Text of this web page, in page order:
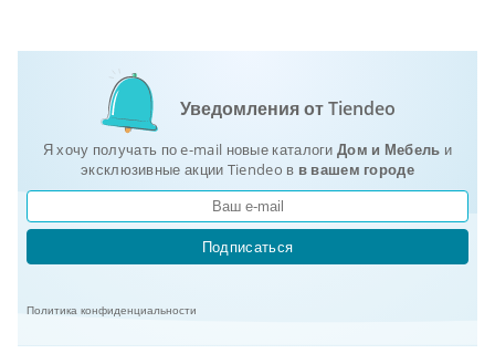
Уведомления от Tiendeo
Я хочу получать по e-mail новые каталогиДом и Мебель и
эксклюзивные акции Tiendeo в в вашем городе
Подписаться
Политика конфиденциальности